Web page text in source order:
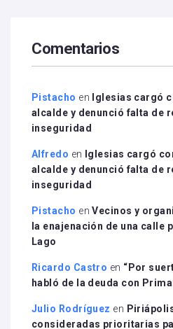
Comentarios
Pistacho en
Iglesias cargó
alcalde y denunció falta de
inseguridad
Alfredo en
Iglesias cargó
alcalde y denunció falta de
inseguridad
Pistacho enVecinos y
la enajenación de una calle
Lago
Ricardo Castro en “Por
habló de la deuda con
Julio Rodríguez en
consideradas prioritarias